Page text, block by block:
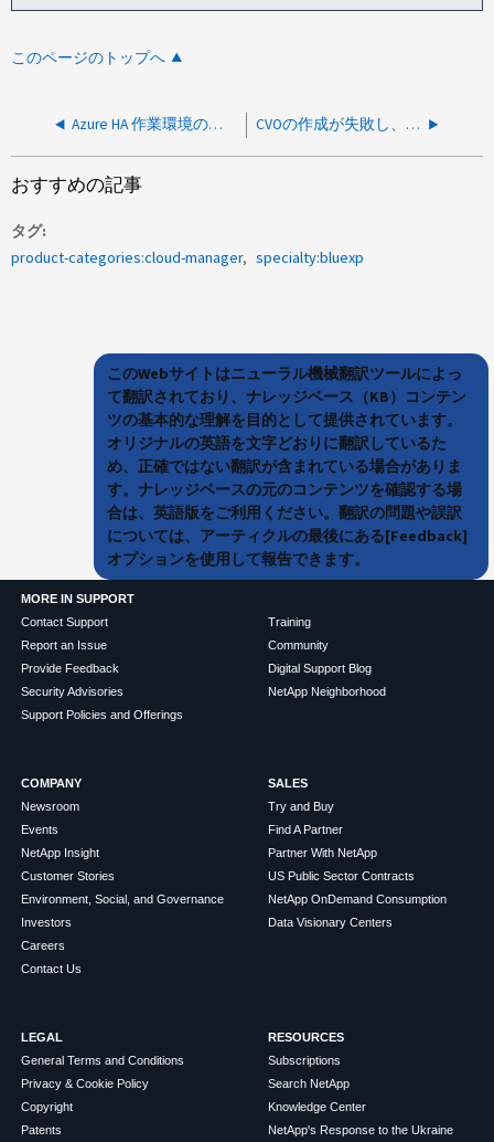
このページのトップへ
Azure HA 作業環境の作成が Azure Identity Data が見つからないというエラーで失敗します CVOの作成が失敗し、「The name is already used by another working」というメッセージが表示される
おすすめの記事
タグ
product-categories:cloud-manager
specialty:bluexp
このWebサイトはニューラル機械翻訳ツールによっ
て翻訳されており、ナレッジベース（KB）コンテン
ツの基本的な理解を目的として提供されています。
オリジナルの英語を文字どおりに翻訳しているた
め、正確ではない翻訳が含まれている場合がありま
す。ナレッジベースの元のコンテンツを確認する場
合は、英語版をご利用ください。翻訳の問題や誤訳
については、アーティクルの最後にある[Feedback]
オプションを使用して報告できます。
MORE IN SUPPORT
Contact Support
Report an Issue
Provide Feedback
Security Advisories
Support Policies and Offerings
Training
Community
Digital Support Blog
NetApp Neighborhood
COMPANY
Newsroom
Events
NetApp Insight
Customer Stories
Environment, Social, and Governance
Investors
Careers
Contact Us
SALES
Try and Buy
Find A Partner
Partner With NetApp
US Public Sector Contracts
NetApp OnDemand Consumption
Data Visionary Centers
LEGAL
General Terms and Conditions
Privacy & Cookie Policy
Copyright
Patents
RESOURCES
Subscriptions
Search NetApp
Knowledge Center
NetApp's Response to the Ukraine